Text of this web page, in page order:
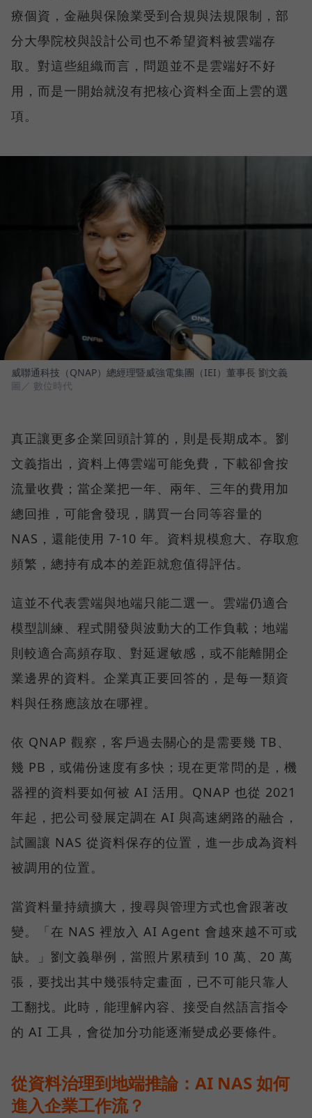
療個資，金融與保險業受到合規與法規限制，部
分大學院校與設計公司也不希望資料被雲端存
取。對這些組織而言，問題並不是雲端好不好
用，而是一開始就沒有把核心資料全面上雲的選
項。
威聯通科技（QNAP）總經理暨威強電集團（IEI）董事長 劉文義
圖／ 數位時代
真正讓更多企業回頭計算的，則是長期成本。劉
文義指出，資料上傳雲端可能免費，下載卻會按
流量收費；當企業把一年、兩年、三年的費用加
總回推，可能會發現，購買一台同等容量的
NAS，還能使用 7-10 年。資料規模愈大、存取愈
頻繁，總持有成本的差距就愈值得評估。
這並不代表雲端與地端只能二選一。雲端仍適合
模型訓練、程式開發與波動大的工作負載；地端
則較適合高頻存取、對延遲敏感，或不能離開企
業邊界的資料。企業真正要回答的，是每一類資
料與任務應該放在哪裡。
依 QNAP 觀察，客戶過去關心的是需要幾 TB、
幾 PB，或備份速度有多快；現在更常問的是，機
器裡的資料要如何被 AI 活用。QNAP 也從 2021
年起，把公司發展定調在 AI 與高速網路的融合，
試圖讓 NAS 從資料保存的位置，進一步成為資料
被調用的位置。
當資料量持續擴大，搜尋與管理方式也會跟著改
變。「在 NAS 裡放入 AI Agent 會越來越不可或
缺。」劉文義舉例，當照片累積到 10 萬、20 萬
張，要找出其中幾張特定畫面，已不可能只靠人
工翻找。此時，能理解內容、接受自然語言指令
的 AI 工具，會從加分功能逐漸變成必要條件。
從資料治理到地端推論：AI NAS 如何
進入企業工作流？